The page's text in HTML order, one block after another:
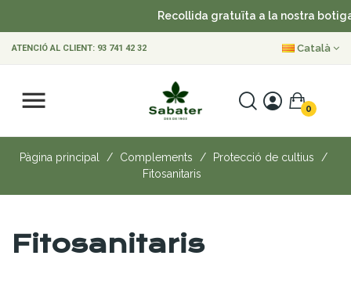
Recollida gratuïta a la nostra botiga
ATENCIÓ AL CLIENT: 93 741 42 32 Català
0
Pàgina principal Complements
Protecció de cultius
Fitosanitaris
Fitosanitaris